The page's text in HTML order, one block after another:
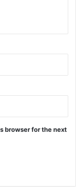
browser for the next